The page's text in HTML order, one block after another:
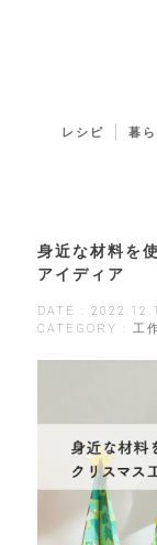
レシピ 暮ら
身近な材料を
アイディア
DATE :
CATEGORY : 工